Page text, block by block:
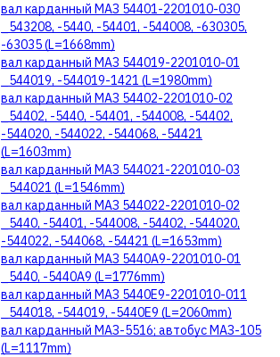
вал карданный МАЗ 54401-2201010-030
_543208, -5440, -54401, -544008, -630305,
-63035 (L=1668mm)
вал карданный МАЗ 544019-2201010-01
_544019, -544019-1421 (L=1980mm)
вал карданный МАЗ 54402-2201010-02
_54402, -5440, -54401, -544008, -54402,
-544020, -544022, -544068, -54421
(L=1603mm)
вал карданный МАЗ 544021-2201010-03
_544021 (L=1546mm)
вал карданный МАЗ 544022-2201010-02
_5440, -54401, -544008, -54402, -544020,
-544022, -544068, -54421 (L=1653mm)
вал карданный МАЗ 5440А9-2201010-01
_5440, -5440А9 (L=1776mm)
вал карданный МАЗ 5440Е9-2201010-011
_544018, -544019, -5440Е9 (L=2060mm)
вал карданный МАЗ-5516; автобус МАЗ-105
(L=1117mm)